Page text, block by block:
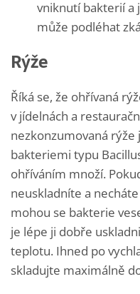
vniknutí bakterií a
může podléhat
Rýže
Říká se, že ohřívaná
v jídelnách a
nezkonzumovaná rýže
bakteriemi typu
ohříváním množí.
neuskladníte a
mohou se bakterie
je lépe ji dobře
teplotu. Ihned po
skladujte maximálně